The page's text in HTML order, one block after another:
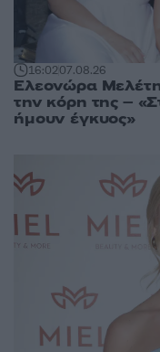
16:0207.08.26
Ελεονώρα
την κόρη της –
ήμουν έγκυος»